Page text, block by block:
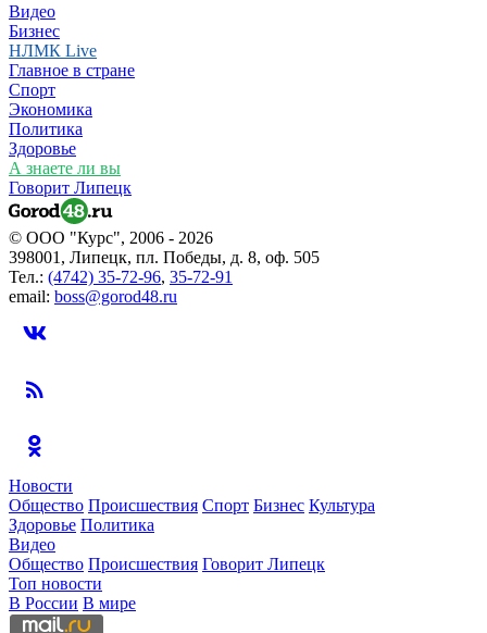
Видео
Бизнес
НЛМК Live
Главное в стране
Спорт
Экономика
Политика
Здоровье
А знаете ли вы
Говорит Липецк
© ООО "Курс", 2006 - 2026
398001, Липецк, пл. Победы, д. 8, оф. 505
Тел.: (4742) 35-72-96, 35-72-91
email: boss@gorod48.ru
Новости
Общество Происшествия Спорт Бизнес Культура
Здоровье Политика
Видео
Общество Происшествия Говорит Липецк
Топ новости
В России В мире